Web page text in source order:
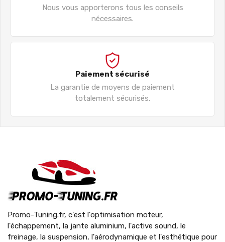
Nous vous apporterons tous les conseils
nécessaires.
Paiement sécurisé
La garantie de moyens de paiement
totalement sécurisés.
Promo-Tuning.fr, c'est l'optimisation moteur,
l'échappement, la jante aluminium, l'active sound, le
freinage, la suspension, l'aérodynamique et l'esthétique pour